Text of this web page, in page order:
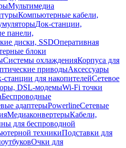
Мультимедиа
Компьютерные кабели,
Док-станции,
панели,
диски, SSDОперативная
блоки
Системы охлажденияКорпуса для
приводыАксессуары
станции для накопителейСетевое
DSL-модемыWi-Fi точки
Беспроводные
адаптерыPowerlineСетевые
МедиаконвертерыКабели,
для беспроводной
техникиПодставки для
Очки для